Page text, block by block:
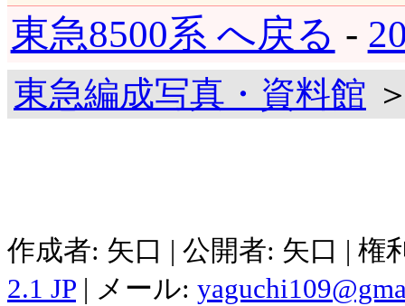
東急8500系 へ戻る -
東急編成写真・資料館
作成者: 矢口 | 公開者: 矢口 |
2.1 JP | メール: